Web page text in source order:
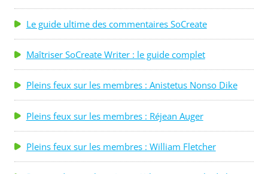
Le guide ultime des commentaires SoCreate
Maîtriser SoCreate Writer : le guide complet
Pleins feux sur les membres : Anistetus Nonso Dike
Pleins feux sur les membres : Réjean Auger
Pleins feux sur les membres : William Fletcher